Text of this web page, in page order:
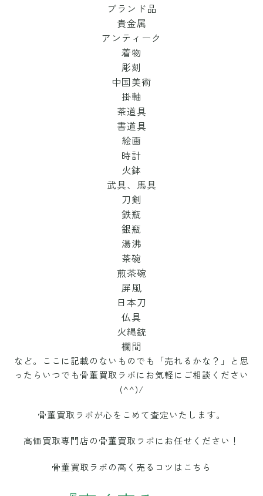
ブランド品
貴金属
アンティーク
着物
彫刻
中国美術
掛軸
茶道具
書道具
絵画
時計
火鉢
武具、馬具
刀剣
鉄瓶
銀瓶
湯沸
茶碗
煎茶碗
屏風
日本刀
仏具
火縄銃
欄間
など。ここに記載のないものでも「売れるかな？」と思
ったらいつでも骨董買取ラボにお気軽にご相談ください
(^^)/
骨董買取ラボが心をこめて査定いたします。
高価買取専門店の骨董買取ラボにお任せください！
骨董買取ラボの高く売るコツはこちら